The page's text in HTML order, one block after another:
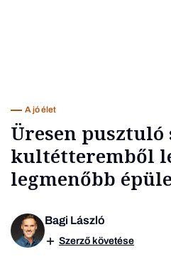
A jó élet
Üresen pusztuló
kultétteremből
legmenőbb
Bagi László
Szerző követése